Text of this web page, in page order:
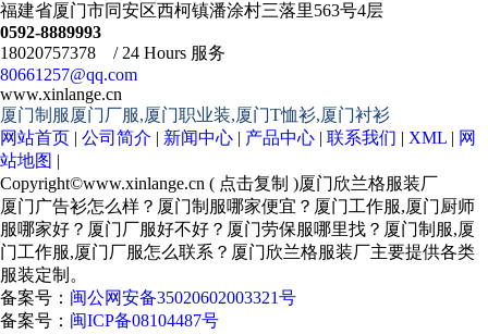
福建省厦门市同安区西柯镇潘涂村三落里563号4层
0592-8889993
18020757378 / 24 Hours 服务
80661257@qq.com
www.xinlange.cn
厦门制服厦门厂服,厦门职业装,厦门T恤衫,厦门衬衫
网站首页 | 公司简介 | 新闻中心 | 产品中心 | 联系我们 | XML | 网
站地图 |
Copyright©www.xinlange.cn ( 点击复制 )厦门欣兰格服装厂
厦门广告衫怎么样？厦门制服哪家便宜？厦门工作服,厦门厨师
服哪家好？厦门厂服好不好？厦门劳保服哪里找？厦门制服,厦
门工作服,厦门厂服怎么联系？厦门欣兰格服装厂主要提供各类
服装定制。
备案号： 闽公网安备35020602003321号
备案号： 闽ICP备08104487号